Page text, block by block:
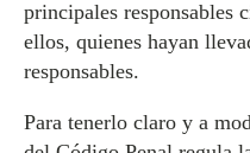
principales responsables
ellos, quienes hayan
responsables.
Para tenerlo claro y a